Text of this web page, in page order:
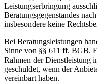
Leistungserbringung
Beratungsgegenstandes
insbesondere keine
Bei Beratungsleistungen
Sinne von §§ 611 ff. BGB.
Rahmen der Dienstleistung
geschuldet, wenn der
vereinbart haben.